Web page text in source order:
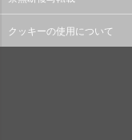
クッキーの使用について